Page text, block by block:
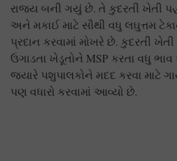
રાજ્ય બની ગયું છે. તે કુદરતી ખેતી
અને મકાઈ માટે સૌથી વધુ લઘુત્તમ
પ્રદાન કરવામાં મોખરે છે. કુદરતી
ઉગાડતા ખેડૂતોને MSP કરતા વધુ
જ્યારે પશુપાલકોને મદદ કરવા માટે
પણ વધારો કરવામાં આવ્યો છે.